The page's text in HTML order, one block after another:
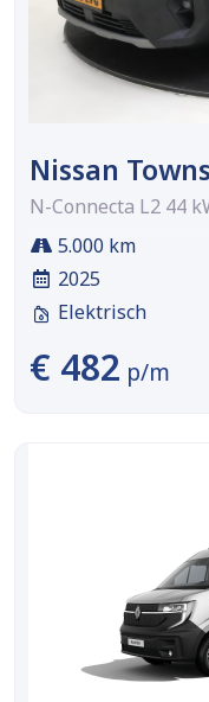
Nissan
N-Connecta L2 44
5.000 km
2025
Elektrisch
€ 482 p/m